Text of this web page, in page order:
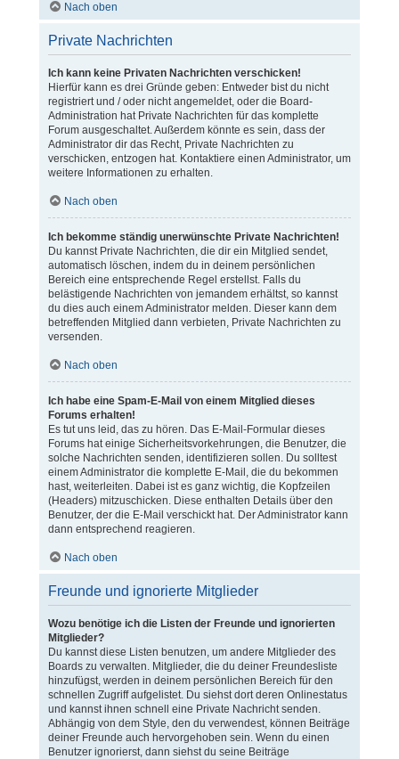
Nach oben
Private Nachrichten
Ich kann keine Privaten Nachrichten verschicken!
Hierfür kann es drei Gründe geben: Entweder bist du nicht
registriert und / oder nicht angemeldet, oder die Board-
Administration hat Private Nachrichten für das komplette
Forum ausgeschaltet. Außerdem könnte es sein, dass der
Administrator dir das Recht, Private Nachrichten zu
verschicken, entzogen hat. Kontaktiere einen Administrator, um
weitere Informationen zu erhalten.
Nach oben
Ich bekomme ständig unerwünschte Private Nachrichten!
Du kannst Private Nachrichten, die dir ein Mitglied sendet,
automatisch löschen, indem du in deinem persönlichen
Bereich eine entsprechende Regel erstellst. Falls du
belästigende Nachrichten von jemandem erhältst, so kannst
du dies auch einem Administrator melden. Dieser kann dem
betreffenden Mitglied dann verbieten, Private Nachrichten zu
versenden.
Nach oben
Ich habe eine Spam-E-Mail von einem Mitglied dieses
Forums erhalten!
Es tut uns leid, das zu hören. Das E-Mail-Formular dieses
Forums hat einige Sicherheitsvorkehrungen, die Benutzer, die
solche Nachrichten senden, identifizieren sollen. Du solltest
einem Administrator die komplette E-Mail, die du bekommen
hast, weiterleiten. Dabei ist es ganz wichtig, die Kopfzeilen
(Headers) mitzuschicken. Diese enthalten Details über den
Benutzer, der die E-Mail verschickt hat. Der Administrator kann
dann entsprechend reagieren.
Nach oben
Freunde und ignorierte Mitglieder
Wozu benötige ich die Listen der Freunde und ignorierten
Mitglieder?
Du kannst diese Listen benutzen, um andere Mitglieder des
Boards zu verwalten. Mitglieder, die du deiner Freundesliste
hinzufügst, werden in deinem persönlichen Bereich für den
schnellen Zugriff aufgelistet. Du siehst dort deren Onlinestatus
und kannst ihnen schnell eine Private Nachricht senden.
Abhängig von dem Style, den du verwendest, können Beiträge
deiner Freunde auch hervorgehoben sein. Wenn du einen
Benutzer ignorierst, dann siehst du seine Beiträge